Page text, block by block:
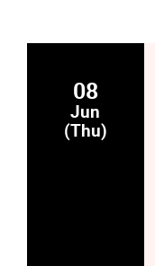
08
Jun
(Thu)